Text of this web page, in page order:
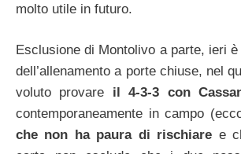
molto utile in futuro.
Esclusione di Montolivo a parte, ieri
dell’allenamento a porte chiuse, nel
voluto provare il 4-3-3 con
contemporaneamente in campo
che non ha paura di rischiare e